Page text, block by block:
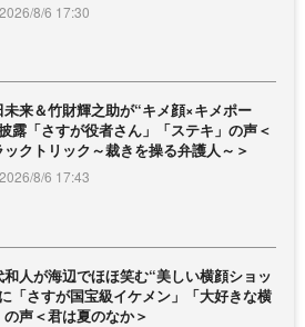
2026/8/6 17:30
未来＆竹財輝之助が“キメ顔×キメポー
露「さすが役者さん」「ステキ」の声＜
ックトリック～裁きを操る弁護人～＞
2026/8/6 17:43
和人が海辺でほほ笑む“美しい横顔ショッ
「さすが国宝級イケメン」「大好きな横
の声＜君は夏のなか＞